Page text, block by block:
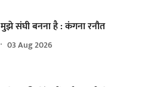
मुझे संघी बनना है : कंगना रनौत
03 Aug 2026